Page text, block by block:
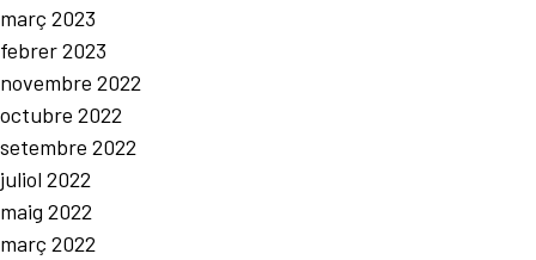
març 2023
febrer 2023
novembre 2022
octubre 2022
setembre 2022
juliol 2022
maig 2022
març 2022